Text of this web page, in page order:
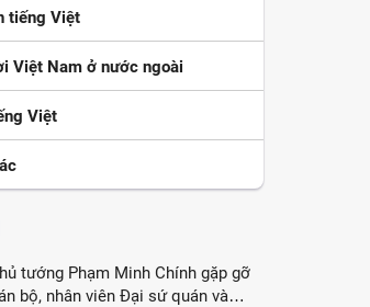
tiếng Việt
Việt Nam ở nước ngoài
Việt
tướng Phạm Minh Chính gặp gỡ
bộ, nhân viên Đại sứ quán và